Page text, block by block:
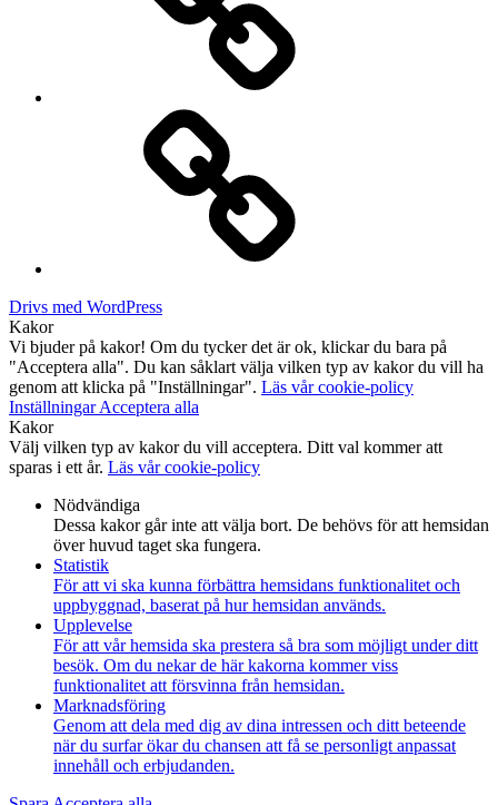
Drivs med WordPress
Kakor
Vi bjuder på kakor! Om du tycker det är ok, klickar du bara på
"Acceptera alla". Du kan såklart välja vilken typ av kakor du vill ha
genom att klicka på "Inställningar". Läs vår cookie-policy
InställningarAcceptera alla
Kakor
Välj vilken typ av kakor du vill acceptera. Ditt val kommer att
sparas i ett år. Läs vår cookie-policy
Nödvändiga
Dessa kakor går inte att välja bort. De behövs för att hemsidan
över huvud taget ska fungera.
Statistik
För att vi ska kunna förbättra hemsidans funktionalitet och
uppbyggnad, baserat på hur hemsidan används.
Upplevelse
För att vår hemsida ska prestera så bra som möjligt under ditt
besök. Om du nekar de här kakorna kommer viss
funktionalitet att försvinna från hemsidan.
Marknadsföring
Genom att dela med dig av dina intressen och ditt beteende
när du surfar ökar du chansen att få se personligt anpassat
innehåll och erbjudanden.